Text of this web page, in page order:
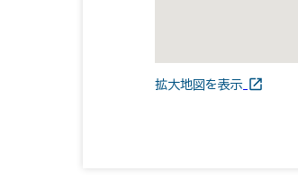
拡大地図を表示